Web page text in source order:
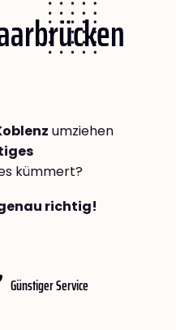
umziehen
kümmert?
richtig!
Günstiger Service